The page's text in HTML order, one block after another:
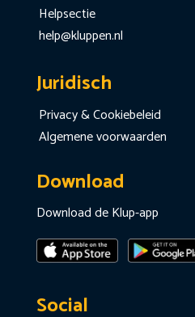
Helpsectie
help@kluppen.nl
Juridisch
Privacy & Cookiebeleid
Algemene voorwaarden
Download
Download de Klup-app
Social